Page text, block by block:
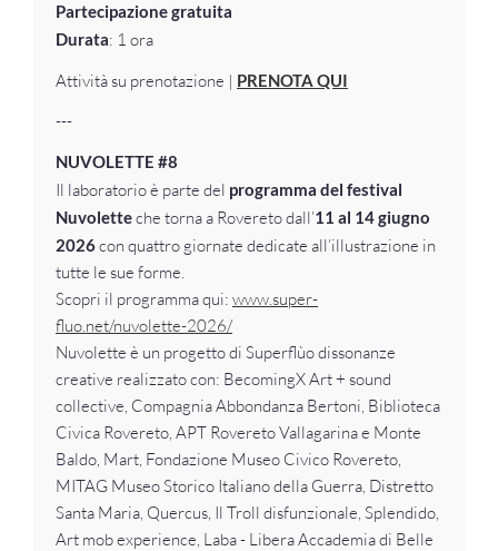
Partecipazione gratuita
Durata: 1 ora
Attività su prenotazione | PRENOTA QUI
---
NUVOLETTE #8
Il laboratorio è parte del programma del festival
Nuvoletteche torna a Rovereto dall’11 al 14 giugno
2026con quattro giornate dedicate all’illustrazione in
tutte le sue forme.
Scopri il programma qui: www.super-
fluo.net/nuvolette-2026/
Nuvolette è un progetto di Superflùo dissonanze
creative realizzato con: BecomingX Art + sound
collective, Compagnia Abbondanza Bertoni, Biblioteca
Civica Rovereto, APT Rovereto Vallagarina e Monte
Baldo, Mart, Fondazione Museo Civico Rovereto,
MITAG Museo Storico Italiano della Guerra, Distretto
Santa Maria, Quercus, Il Troll disfunzionale, Splendido,
Art mob experience, Laba - Libera Accademia di Belle